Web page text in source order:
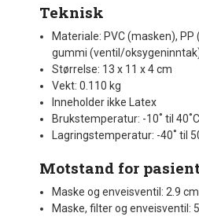
Teknisk
Materiale: PVC (masken),
gummi (ventil/
Størrelse: 13 x 11 x 4 cm
Vekt: 0.110 kg
Inneholder ikke Latex
Brukstemperatur: -10˚ til 40˚C
Lagringstemperatur: -40˚ til
Motstand for
Maske og enveisventil: 2.9
Maske, filter og enveisventil: